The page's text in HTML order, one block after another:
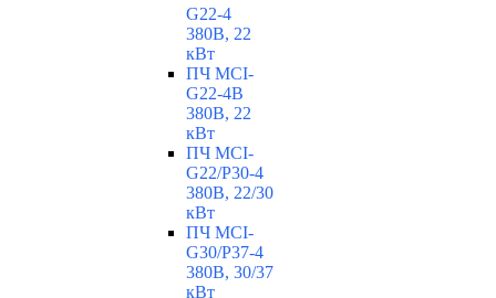
G22-4
380В, 22
кВт
ПЧ MCI-
G22-4B
380В, 22
кВт
ПЧ MCI-
G22/P30-4
380В, 22/30
кВт
ПЧ MCI-
G30/P37-4
380В, 30/37
кВт